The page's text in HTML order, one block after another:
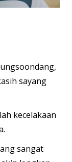
sayang
kecelakaan
sangat